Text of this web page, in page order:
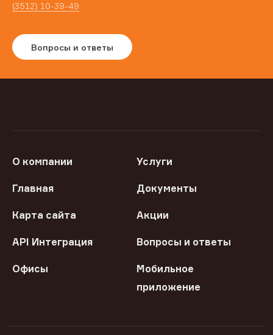
(3512) 10-39-49
Вопросы и ответы
О компании Услуги
Главная Документы
Карта сайта Акции
API Интеграция Вопросы и ответы
Офисы
Мобильное
приложение